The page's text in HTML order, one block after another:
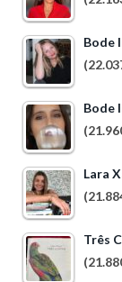
Bode
Bode
Lara
Três